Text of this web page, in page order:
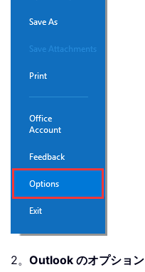
2。 Outlook のオプション